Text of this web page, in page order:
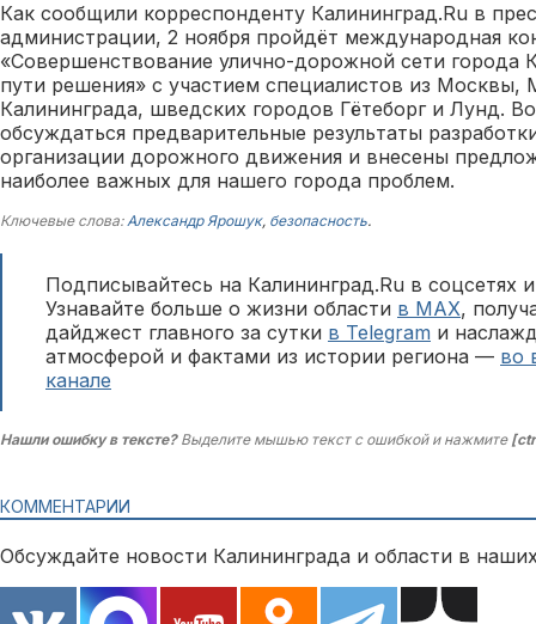
Как сообщили корреспонденту Калининград.Ru в
администрации, 2 ноября пройдёт международная
«Совершенствование улично-дорожной сети города
пути решения» с участием специалистов из Москвы,
Калининграда, шведских городов Гётеборг и Лунд.
обсуждаться предварительные результаты
организации дорожного движения и внесены
наиболее важных для нашего города проблем.
Ключевые слова:Александр Ярошук, безопасность.
Подписывайтесь на Калининград.Ru в соцсетях
Узнавайте больше о жизни области в MAX,
дайджест главного за сутки в Telegram и
атмосферой и фактами из истории региона — во
канале
Нашли ошибку в тексте?Выделите мышью текст с ошибкой и нажмите
КОММЕНТАРИИ
Обсуждайте новости Калининграда и области в